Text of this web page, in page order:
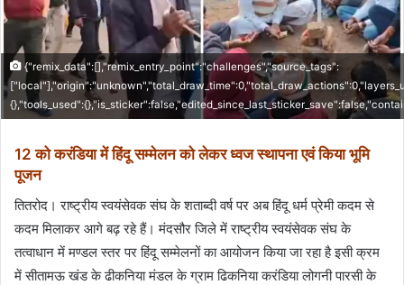
{"remix_data":[],"remix_entry_point":"challenges","source_tags":
12 को करंडिया में हिंदू सम्मेलन को लेकर ध्वज स्थापना एवं किया भूमि
पूजन
तितरोद। राष्ट्रीय स्वयंसेवक संघ के शताब्दी वर्ष पर अब हिंदू धर्म प्रेमी कदम से
कदम मिलाकर आगे बढ़ रहे हैं। मंदसौर जिले में राष्ट्रीय स्वयंसेवक संघ के
तत्वाधान में मण्डल स्तर पर हिंदू सम्मेलनों का आयोजन किया जा रहा है इसी क्रम
में सीतामऊ खंड के ढीकनिया मंडल के ग्राम ढिकनिया करंडिया लोगनी पारसी के